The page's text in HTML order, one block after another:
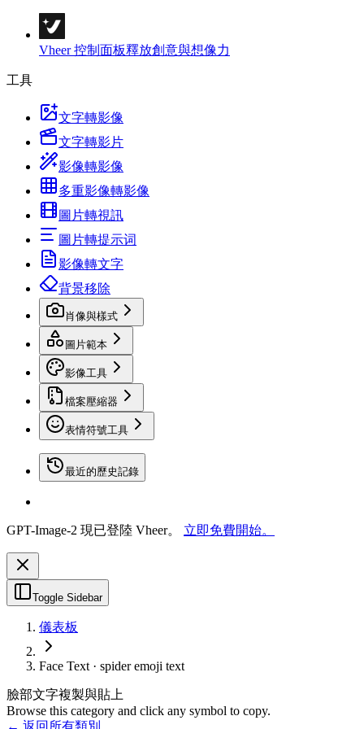
Vheer 控制面板釋放創意與想像力
工具
文字轉影像
文字轉影片
影像轉影像
多重影像轉影像
圖片轉視訊
圖片轉提示词
影像轉文字
背景移除
肖像與樣式
圖片範本
影像工具
檔案壓縮器
表情符號工具
最近的歷史記錄
GPT-Image-2 現已登陸 Vheer。 立即免費開始。
Toggle Sidebar
儀表板
Face Text · spider emoji text
臉部文字複製與貼上
Browse this category and click any symbol to copy.
← 返回所有類別